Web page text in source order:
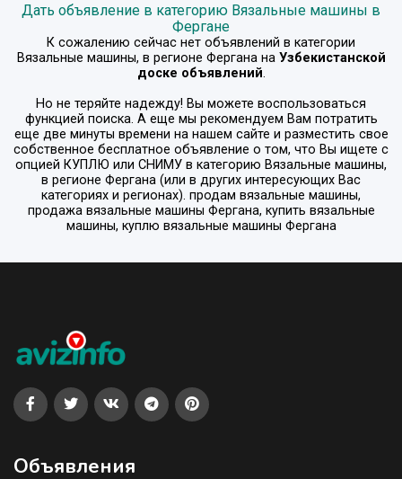
Дать объявление в категорию Вязальные машины в
Фергане
К сожалению сейчас нет объявлений в категории
Вязальные машины, в регионе Ферганана Узбекистанской
доске объявлений.
Но не теряйте надежду! Вы можете воспользоваться
функцией поиска. А еще мы рекомендуем Вам потратить
еще две минуты времени на нашем сайте и разместить свое
собственное бесплатное объявление о том, что Вы ищете с
опцией КУПЛЮ или СНИМУ в категорию Вязальные машины,
в регионе Фергана (или в других интересующих Вас
категориях и регионах). продам вязальные машины,
продажа вязальные машины Фергана, купить вязальные
машины, куплю вязальные машины Фергана
Объявления